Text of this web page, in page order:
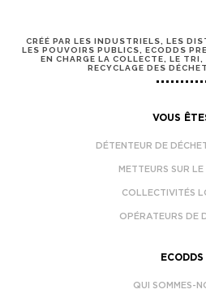
CRÉÉ PAR LES INDUSTRIELS, LES
LES POUVOIRS PUBLICS, ECODDS
EN CHARGE LA COLLECTE, LE
RECYCLAGE DES
VOUS
DÉTENTEUR DE
METTEURS SUR
COLLECTIVITÉS
OPÉRATEURS DE
ECODDS
QUI SOMMES-